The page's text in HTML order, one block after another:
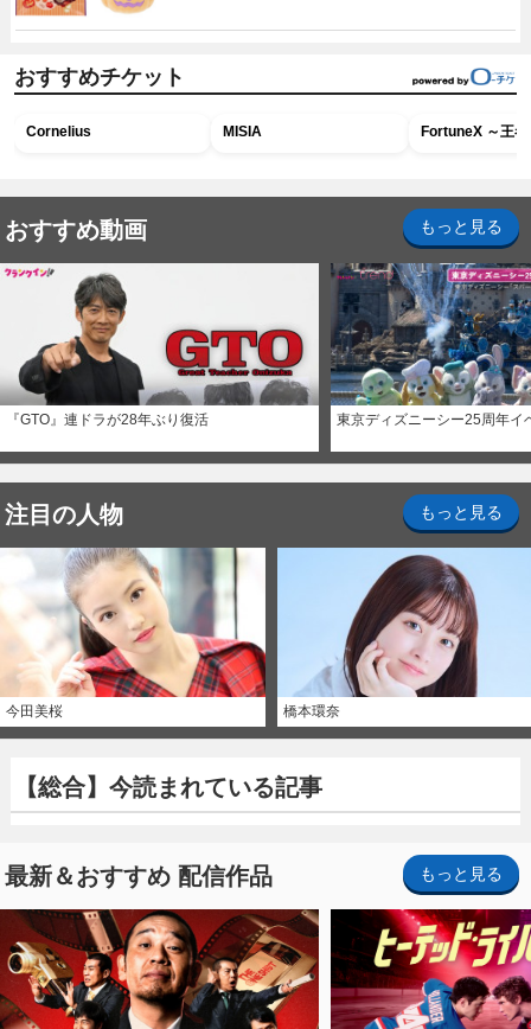
おすすめチケット
Cornelius MISIA FortuneX ～王
おすすめ動画 もっと見る
『GTO』連ドラが28年ぶり復活 東京ディズニーシー25周年イ
注目の人物 もっと見る
今田美桜 橋本環奈
【総合】今読まれている記事
最新＆おすすめ 配信作品 もっと見る